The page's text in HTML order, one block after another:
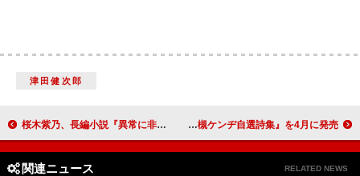
津田健次郎
桜木紫乃、長編小説『異常に非ず』を4/22に刊行 三菱銀行立て籠もり事件に潜む「真実」に迫る 大槻ケンヂ、還暦記念書籍『幻と想 03-25 大槻ケンヂ自選詩集』を4月に発売
関連ニュース RELATED NEWS